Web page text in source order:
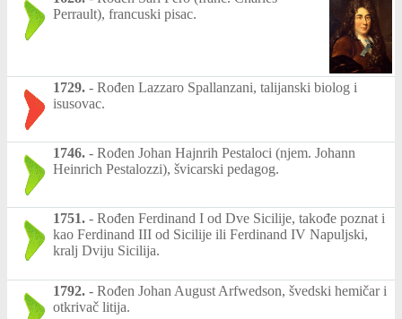
Perrault), francuski pisac.
1729. - Rođen Lazzaro Spallanzani, talijanski biolog i
isusovac.
1746. - Rođen Johan Hajnrih Pestaloci (njem. Johann
Heinrich Pestalozzi), švicarski pedagog.
1751. - Rođen Ferdinand I od Dve Sicilije, takođe poznat i
kao Ferdinand III od Sicilije ili Ferdinand IV Napuljski,
kralj Dviju Sicilija.
1792. - Rođen Johan August Arfwedson, švedski hemičar i
otkrivač litija.